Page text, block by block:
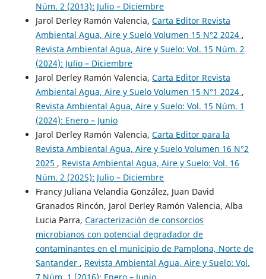
Núm. 2 (2013): Julio – Diciembre
Jarol Derley Ramón Valencia, Carta Editor Revista
Ambiental Agua, Aire y Suelo Volumen 15 N°2 2024 ,
Revista Ambiental Agua, Aire y Suelo: Vol. 15 Núm. 2
(2024): Julio – Diciembre
Jarol Derley Ramón Valencia, Carta Editor Revista
Ambiental Agua, Aire y Suelo Volumen 15 N°1 2024 ,
Revista Ambiental Agua, Aire y Suelo: Vol. 15 Núm. 1
(2024): Enero – Junio
Jarol Derley Ramón Valencia, Carta Editor para la
Revista Ambiental Agua, Aire y Suelo Volumen 16 N°2
2025 , Revista Ambiental Agua, Aire y Suelo: Vol. 16
Núm. 2 (2025): Julio – Diciembre
Francy Juliana Velandia González, Juan David
Granados Rincón, Jarol Derley Ramón Valencia, Alba
Lucia Parra, Caracterización de consorcios
microbianos con potencial degradador de
contaminantes en el municipio de Pamplona, Norte de
Santander , Revista Ambiental Agua, Aire y Suelo: Vol.